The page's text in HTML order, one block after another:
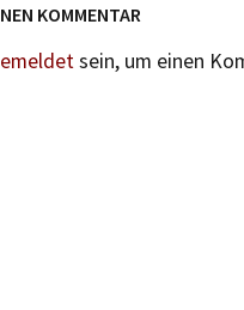
KOMMENTAR
sein, um einen